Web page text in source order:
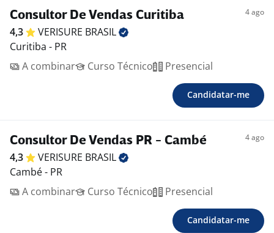
Consultor De Vendas Curitiba 4 ago
4,3 VERISURE BRASIL
Curitiba - PR
A combinar
Curso Técnico Presencial
Candidatar-me
Consultor De Vendas PR - Cambé 4 ago
4,3 VERISURE BRASIL
Cambé - PR
A combinar
Curso Técnico Presencial
Candidatar-me